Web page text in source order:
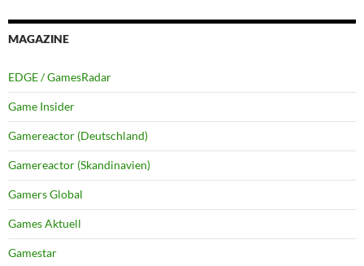
MAGAZINE
EDGE / GamesRadar
Game Insider
Gamereactor (Deutschland)
Gamereactor (Skandinavien)
Gamers Global
Games Aktuell
Gamestar